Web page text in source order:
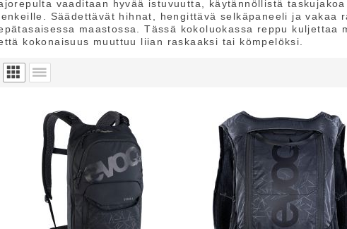
vaaditaan hyvää istuvuutta, käytännöllistä
Säädettävät hihnat, hengittävä selkäpaneeli ja vakaa
maastossa. Tässä kokoluokassa reppu kuljettaa
kokonaisuus muuttuu liian raskaaksi tai kömpelöksi.